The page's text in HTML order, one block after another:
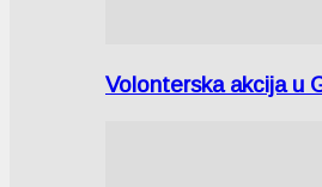
Volonterska akcija u